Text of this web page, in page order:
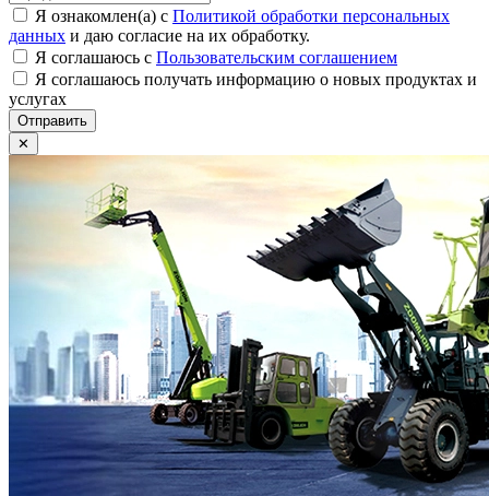
Я ознакомлен(а) с Политикой обработки персональных
данных и даю согласие на их обработку.
Я соглашаюсь c Пользовательским соглашением
Я соглашаюсь получать информацию о новых продуктах и
услугах
Отправить
✕